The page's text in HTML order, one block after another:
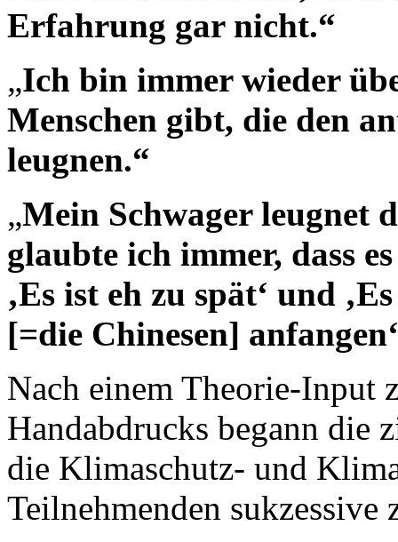
Erfahrung gar nicht.“
„Ich bin immer wieder
Menschen gibt, die den
leugnen.“
„Mein Schwager leugnet
glaubte ich immer, dass
‚Es ist eh zu spät‘ und
[=die Chinesen]
Nach einem Theorie-Input
Handabdrucks begann die
die Klimaschutz- und
Teilnehmenden sukzessive